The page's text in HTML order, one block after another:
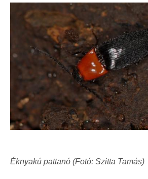
Éknyakú pattanó (Fotó: Szitta Tamás)